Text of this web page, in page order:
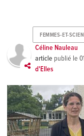
FEMMES-ET-
Céline Nauleau
article publié le
d'Elles